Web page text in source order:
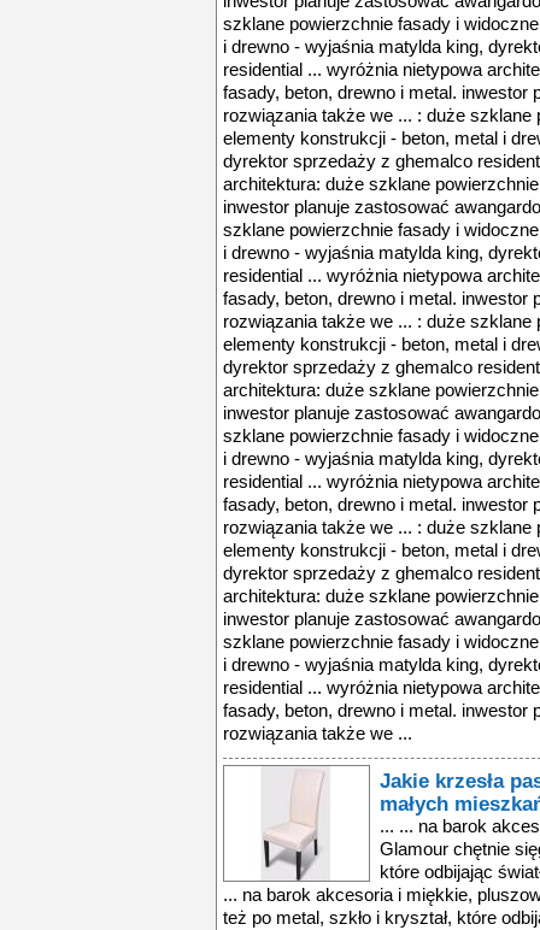
szklane powierzchnie fasady i
i drewno - wyjaśnia matylda king,
residential ... wyróżnia nietypowa
fasady, beton, drewno i metal. inwestor
rozwiązania także we ... : duże
elementy konstrukcji - beton, metal i
dyrektor sprzedaży z ghemalco
architektura: duże szklane
inwestor planuje zastosować
szklane powierzchnie fasady i
i drewno - wyjaśnia matylda king,
residential ... wyróżnia nietypowa
fasady, beton, drewno i metal. inwestor
rozwiązania także we ... : duże
elementy konstrukcji - beton, metal i
dyrektor sprzedaży z ghemalco
architektura: duże szklane
inwestor planuje zastosować
szklane powierzchnie fasady i
i drewno - wyjaśnia matylda king,
residential ... wyróżnia nietypowa
fasady, beton, drewno i metal. inwestor
rozwiązania także we ... : duże
elementy konstrukcji - beton, metal i
dyrektor sprzedaży z ghemalco
architektura: duże szklane
inwestor planuje zastosować
szklane powierzchnie fasady i
i drewno - wyjaśnia matylda king,
residential ... wyróżnia nietypowa
fasady, beton, drewno i metal. inwestor
rozwiązania także we ...
Jakie krzesła
małych
... ... na barok
Glamour chętnie
które odbijając
... na barok akcesoria i miękkie,
też po metal, szkło i kryształ, które